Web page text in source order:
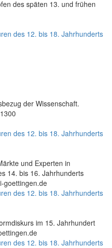
des späten 13. und frühen
des 12. bis 18. Jahrhunderts
der Wissenschaft.
des 12. bis 18. Jahrhunderts
und Experten in
14. bis 16. Jahrhunderts
goettingen.de
des 12. bis 18. Jahrhunderts
im 15. Jahrhundert
des 12. bis 18. Jahrhunderts